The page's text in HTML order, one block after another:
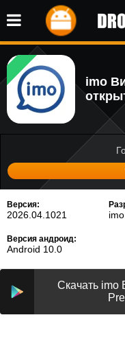
imo
Версия:
2026.04.1021
Версия андроид:
Android 10.0
Скачать imo